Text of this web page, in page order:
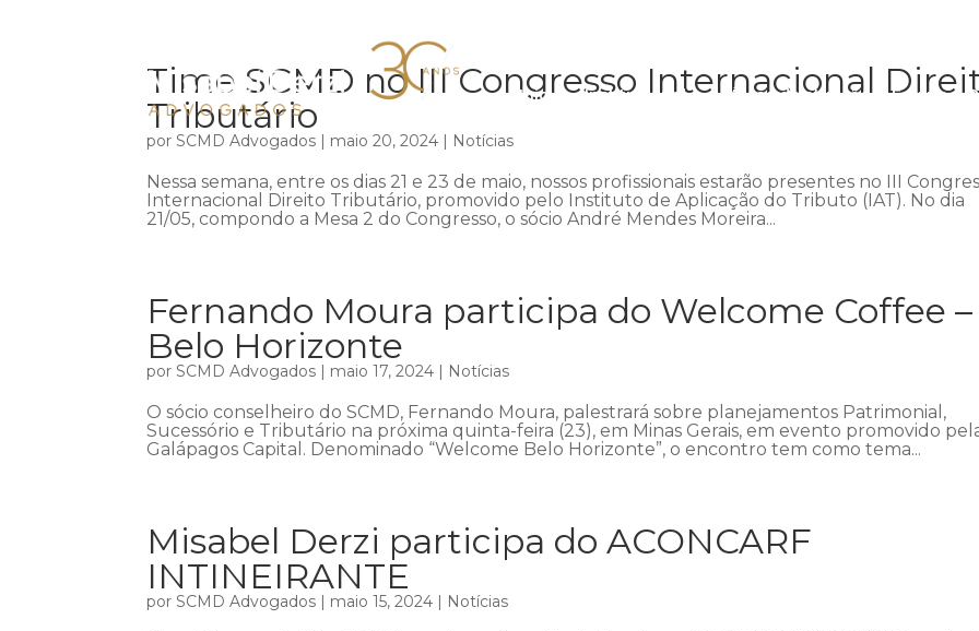
Início Institucional Áreas de atuação Equipe
Time SCMD no III Congresso Internacional
Tributário
porSCMD Advogados | maio 20, 2024 | Notícias
Nessa semana, entre os dias 21 e 23 de maio, nossos profissionais estarão presentes no III
Internacional Direito Tributário, promovido pelo Instituto de Aplicação do Tributo (IAT). No dia
21/05, compondo a Mesa 2 do Congresso, o sócio André Mendes Moreira...
Fernando Moura participa do Welcome Coffee –
Belo Horizonte
porSCMD Advogados | maio 17, 2024 | Notícias
O sócio conselheiro do SCMD, Fernando Moura, palestrará sobre planejamentos Patrimonial,
Sucessório e Tributário na próxima quinta-feira (23), em Minas Gerais, em evento promovido
Galápagos Capital. Denominado “Welcome Belo Horizonte”, o encontro tem como tema...
Misabel Derzi participa do ACONCARF
INTINEIRANTE
porSCMD Advogados | maio 15, 2024 | Notícias